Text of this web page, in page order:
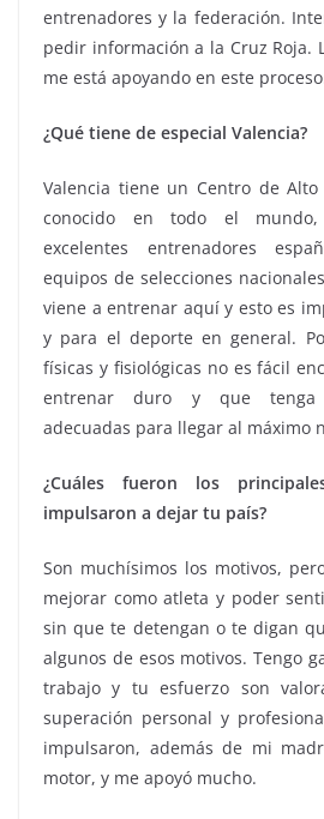
entrenadores y la federación.
pedir información a la Cruz Roja.
me está apoyando en este
¿Qué tiene de especial Valencia?
Valencia tiene un Centro de
conocido en todo el
excelentes entrenadores
equipos de selecciones
viene a entrenar aquí y esto es
y para el deporte en general.
físicas y fisiológicas no es fácil
entrenar duro y que tenga
adecuadas para llegar al máximo
¿Cuáles fueron los
impulsaron a dejar tu país?
Son muchísimos los motivos,
mejorar como atleta y poder
sin que te detengan o te digan
algunos de esos motivos. Tengo
trabajo y tu esfuerzo son
superación personal y
impulsaron, además de mi
motor, y me apoyó mucho.